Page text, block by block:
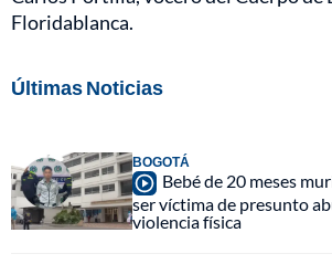
Floridablanca.
Últimas Noticias
BOGOTÁ
Bebé de 20 meses
ser víctima de presunto
violencia física